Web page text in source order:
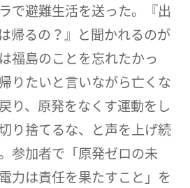
で避難生活を送った。『出
帰るの？』と聞かれるのが
福島のことを忘れたかっ
りたいと言いながら亡くな
り、原発をなくす運動をし
り捨てるな、と声を上げ続
参加者で「原発ゼロの未
力は責任を果たすこと」を